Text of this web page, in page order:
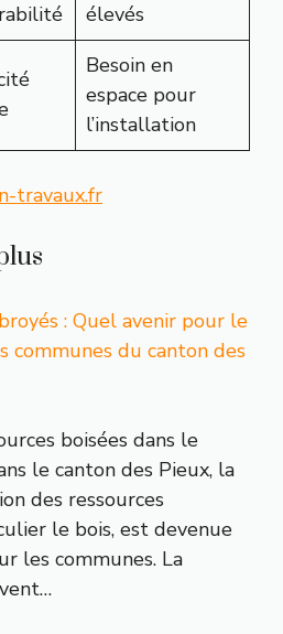
élevés
Besoin en
espace pour
l’installation
travaux.fr
: Quel avenir pour le
communes du canton des
boisées dans le
le canton des Pieux, la
des ressources
le bois, est devenue
les communes. La